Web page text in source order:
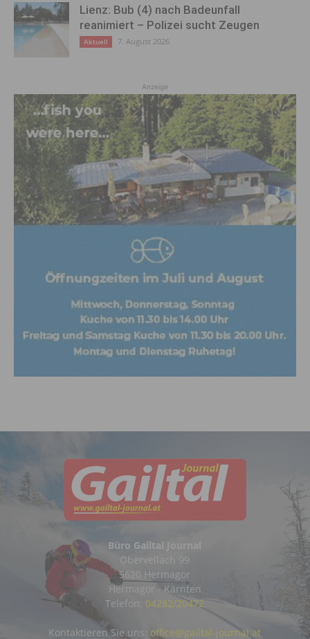
Lienz: Bub (4) nach Badeunfall
reanimiert – Polizei sucht Zeugen
Aktuell 7. August 2026
Anzeige
Büro Gailtal Journal
Obervellach 99
9620 Hermagor
Hermagor - Kärnten
Telefon: 04282/20472
Kontaktieren Sie uns: office@gailtal-journal.at